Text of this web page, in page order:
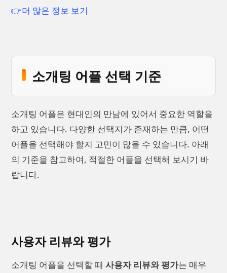
👉더 많은 정보 보기
소개팅 어플 선택 기준
소개팅 어플은 현대인의 만남에 있어서 중요한 역할을
하고 있습니다. 다양한 선택지가 존재하는 만큼, 어떤
어플을 선택해야 할지 고민이 많을 수 있습니다. 아래
의 기준을 참고하여, 적절한 어플을 선택해 보시기 바
랍니다.
사용자 리뷰와 평가
소개팅 어플을 선택할 때 사용자 리뷰와 평가는 매우